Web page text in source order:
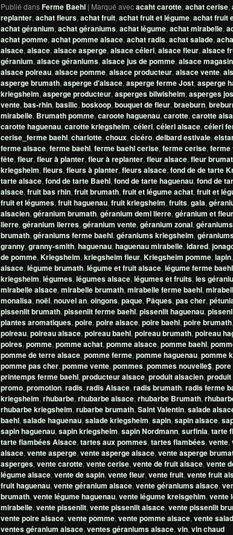
Publié dansFerme Baehl | Marqué avecacaht carotte, achat cerise,
replanter, achat fleurs, achat fruit, achat fruit et légume, achat fruit
achat géranium, achat géraniums, achat légume, achat mirabelle,
achat pomme, achat pomme alsace, achat radis, achat salade,
alsace, alsace, alsace asperge, alsace céleri, alsace fleur, alsace
géranium, alsace géraniums, alsace jus de pomme, alsace magasin
alsace poireau, alsace pomme, alsace producteur, alsace vente,
asperge brumath, asperge d'alsace, asperge ferme Jost, asperge
kriegsheim, asperge producteur, asperges bilwisheim, asperges
vente, bas-rhin, basilic, boskoop, bouquet de fleur, braeburn,
mirabelle, Brumath pomme, caroote haguenau, carotte, carotte
carotte haguenau, carotte kriegsheim, céleri, céleri alsace, céleri
cerise_ferme baehl, charlotte, choux, cicéro, delbard estivale,
ferme alsace, ferme baehl, ferme baehl cerise, ferme cerise, ferme
fête, fleur, fleur à planter, fleur à replanter, fleur alsace, fleur
kriegsheim, fleurs, fleurs à planter, fleurs alsace, fond de de tarte
tarte alsace, fond de tarte Baehl, fond de tarte haguenau, fond de
alsace, fruit bas rhin, fruit brumath, fruit et légume achat, fruit et
fruit et légumes, fruit haguenau, fruit kriegsheim, fruits, gala,
alsacien, géranium brumath, géranium demi lierre, géranium et
lierre, géranium lierres, géranium vente, géranium zonal, géraniums
brumath, géraniums ferme baehl, géraniums kriegsheim,
granny, granny-smith, haguenau, haguenau mirabelle, idared,
de pomme, Kriegsheim, kriegsheim fleur, Kriegsheim pomme, lapin,
alsace, légume brumath, légume et fruit alsace, légume ferme baehl
kriegsheim, légumes, légumes alsace, légumes et fruits, les
mirabelle alsace, mirabelle brumath, mirabelle ferme baehl,
monalisa, noël, nouvel an, oingons, paque, Pâques, pas cher,
pissenlit brumath, pissenlit ferme baehl, pissenlit haguenau,
plantes aromatiques, poire, poire alsace, poire baehl, poire brumath,
poireau, poireau alsace, poireau baehl, poireau brumath, poireau
poires, pomme, pomme achat, pomme alsace, pomme baehl,
pomme de terre alsace, pomme ferme, pomme haguenau, pomme
pomme pas cher, pomme vente, pommes, pommes nouvelle$,
printemps ferme baehl, producteur alsace, produit alsacien, produit
promo, promotion, radis, radis Alsace, radis brumath, radis ferme
kriegsheim, rhubarbe, rhubarbe alsace, rhubarbe Brumath,
rhubarbe kriegsheim, rubarbe brumath, Saint Valentin, salade
baehl, salade haguenau, salade kriegsheim, sapin, sapin alsace,
sapin haguenau, sapin kriegsheim, sapin Nordmann, surfinia, tarte
tarte flambées Alsace, tartes aux pommes, tartes flambées, vente,
alsace, vente asperge, vente asperge alsace, vente asperge
asperges, vente carotte, vente cerise, vente de fruit alsace, vente
légume alsace, vente de sapin, vente fleur, vente fruit, vente fruit
fruit haguenau, vente géranium alsace, vente géraniums alsace,
brumath, vente légume haguenau, vente légume kreisgehim, vente
mirabelle, vente pissenlit, vente pissenlit alsace, vente pissenlit
vente poire alsace, vente pomme, vente pomme alsace, vente
ventes géranium alsace, ventes géraniums alsace, vin, vin chaud